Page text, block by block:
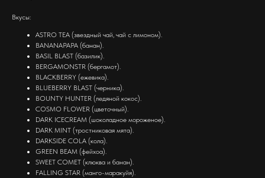
Вкусы:
ASTRO TEA (звездный чай, чай с лимоном).
BANANAPAPA (банан).
BASIL BLAST (базилик).
BERGAMONSTR (бергамот).
BLACKBERRY (ежевика).
BLUEBERRY BLAST (черника).
BOUNTY HUNTER (ледяной кокос).
COSMO FLOWER (цветочный).
DARK ICECREAM (шоколадное мороженое).
DARK MINT (тростниковая мята).
DARKSIDE COLA (кола).
GREEN BEAM (фейхоа).
SWEET COMET (клюква и банан).
FALLING STAR (манго-маракуйя).